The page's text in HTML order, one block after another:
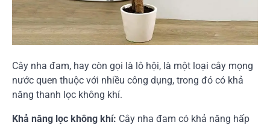
Cây nha đam, hay còn gọi là lô hội, là một loại cây mọng
nước quen thuộc với nhiều công dụng, trong đó có khả
năng thanh lọc không khí.
Khả năng lọc không khí: Cây nha đam có khả năng hấp